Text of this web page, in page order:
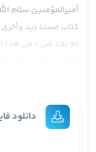
أميرالمؤمنين سلام
كتاب مسند زيد وأخرى
لم نجد شيء في هذا
علي مباشرتاً بما عن
من كتاب السنن
دانلود